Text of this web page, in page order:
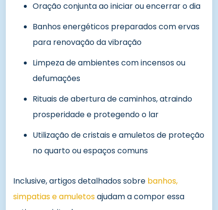
Oração conjunta ao iniciar ou encerrar o dia
Banhos energéticos preparados com ervas
para renovação da vibração
Limpeza de ambientes com incensos ou
defumações
Rituais de abertura de caminhos, atraindo
prosperidade e protegendo o lar
Utilização de cristais e amuletos de proteção
no quarto ou espaços comuns
Inclusive, artigos detalhados sobre banhos,
simpatias e amuletosajudam a compor essa